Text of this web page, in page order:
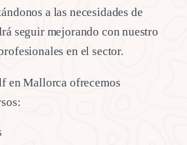
a las necesidades de
seguir mejorando con nuestro
en el sector.
en Mallorca ofrecemos